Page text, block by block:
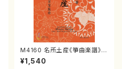
M4160 名所土産《箏曲楽譜》
（箏/宮城喜代子・宮城数江著・
宮城宗家監修/箏曲古典楽譜）
¥1,540